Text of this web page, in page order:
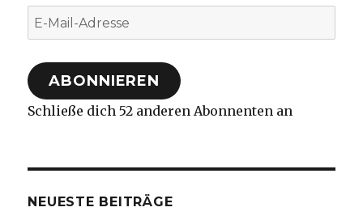
E-
Mail-
Adresse
ABONNIEREN
Schließe dich 52 anderen Abonnenten an
NEUESTE BEITRÄGE